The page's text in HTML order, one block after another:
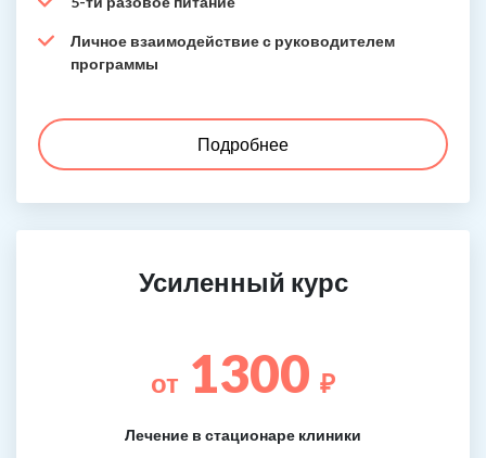
Личное взаимодействие с руководителем
программы
Подробнее
Усиленный курс
от 1300 ₽
Лечение в стационаре клиники